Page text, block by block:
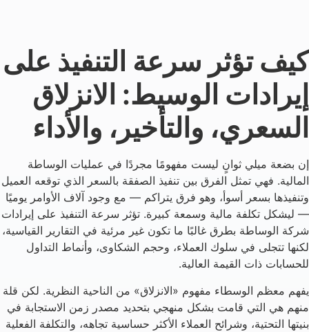
كيف تؤثر سرعة التنفيذ على
إيرادات الوسيط: الانزلاق
السعري، والتأخير، والأداء
إن بضعة ميلي ثوانٍ ليست مفهومًا مجردًا في عمليات الوساطة
المالية. فهي تمثل الفرق بين تنفيذ الصفقة بالسعر الذي توقعه العميل
وتنفيذها بسعر أسوأ، وهو فرق يتراكم — مع وجود آلاف الأوامر يوميًا
— ليشكل تكلفة مالية وسمعة كبيرة. تؤثر سرعة التنفيذ على إيرادات
شركة الوساطة بطرق غالبًا ما تكون غير مرئية في التقارير القياسية،
لكنها تتجلى في سلوك العملاء، وحجم الشكاوى، وأنماط التداول
للحسابات ذات القيمة العالية.
يفهم معظم الوسطاء مفهوم «الانزلاق» من الناحية النظرية. لكن قلة
منهم هي التي قامت بشكل منهجي بتحديد مصدر زمن الاستجابة في
بنيتها التحتية، وشرائح العملاء الأكثر حساسية تجاهه، والتكلفة الفعلية